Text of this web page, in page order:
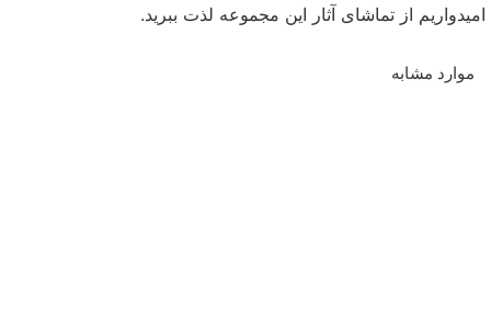
امیدواریم از تماشای آثار این مجموعه لذت ببرید.
موارد مشابه